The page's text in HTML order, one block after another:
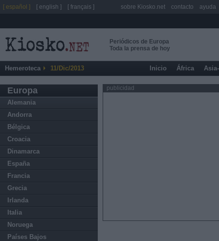
Periódicos de Europa
Toda la prensa de hoy
Hemeroteca 11/Dic/2013 Inicio África
Europa
Alemania
Andorra
Bélgica
Croacia
Dinamarca
España
Francia
Grecia
Irlanda
Italia
Noruega
Países Bajos
publicidad
[ español ] [ english ] [ français ] sobre Kiosko.net contacto ayuda